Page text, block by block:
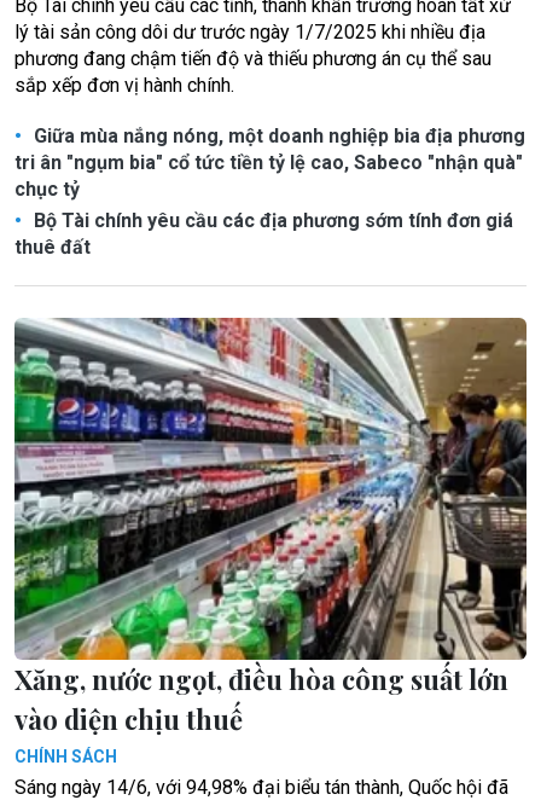
Bộ Tài chính yêu cầu các tỉnh, thành khẩn trương hoàn tất xử
lý tài sản công dôi dư trước ngày 1/7/2025 khi nhiều địa
phương đang chậm tiến độ và thiếu phương án cụ thể sau
sắp xếp đơn vị hành chính.
Giữa mùa nắng nóng, một doanh nghiệp bia địa phương
tri ân "ngụm bia" cổ tức tiền tỷ lệ cao, Sabeco "nhận quà"
chục tỷ
Bộ Tài chính yêu cầu các địa phương sớm tính đơn giá
thuê đất
Xăng, nước ngọt, điều hòa công suất lớn
vào diện chịu thuế
CHÍNH SÁCH
Sáng ngày 14/6, với 94,98% đại biểu tán thành, Quốc hội đã